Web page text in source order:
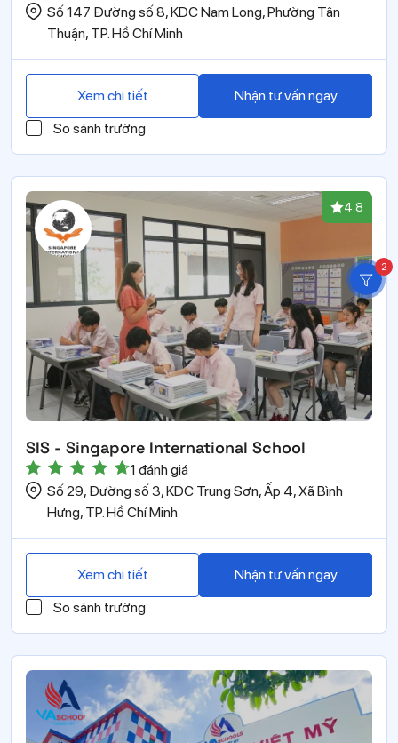
2
Số 147 Đường số 8, KDC Nam Long, Phường Tân
Thuận, TP. Hồ Chí Minh
So sánh trường
Xem chi tiết Nhận tư vấn ngay
SIS - Singapore International School
1 đánh giá
4.8
Số 29, Đường số 3, KDC Trung Sơn, Ấp 4, Xã Bình
Hưng, TP. Hồ Chí Minh
So sánh trường
Xem chi tiết Nhận tư vấn ngay